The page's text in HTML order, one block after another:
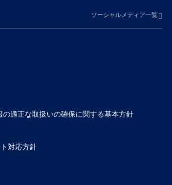
ソーシャルメディア一覧
適正な取扱いの確保に関する基本方針
対応方針